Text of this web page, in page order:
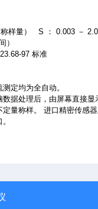
样量） S ： 0.003 －
）
97 标准
定均为全自动。
据处理后，由屏幕直接显
量称样。 进口精密传感